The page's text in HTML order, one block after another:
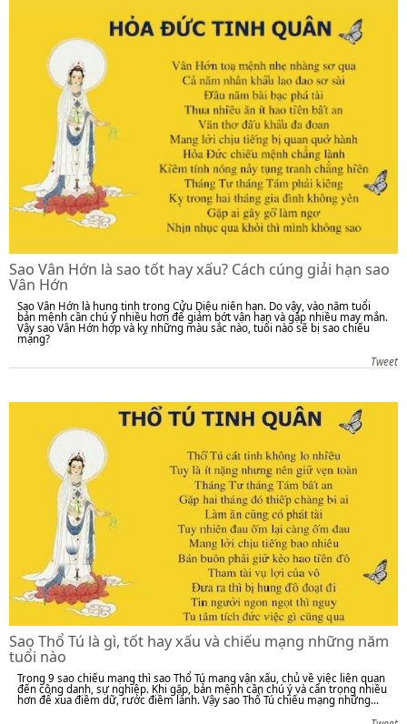
Sao Vân Hớn là sao tốt hay xấu? Cách cúng giải hạn sao
Vân Hớn
Sao Vân Hớn là hung tinh trong Cửu Diệu niên hạn. Do vậy, vào năm tuổi
bản mệnh cần chú ý nhiều hơn để giảm bớt vận hạn và gặp nhiều may mắn.
Vậy sao Vân Hớn hợp và kỵ những màu sắc nào, tuổi nào sẽ bị sao chiếu
mạng?
Tweet
Sao Thổ Tú là gì, tốt hay xấu và chiếu mạng những năm
tuổi nào
Trong 9 sao chiếu mạng thì sao Thổ Tú mang vận xấu, chủ về việc liên quan
đến công danh, sự nghiệp. Khi gặp, bản mệnh cần chú ý và cẩn trọng nhiều
hơn để xua điềm dữ, rước điềm lành. Vậy sao Thổ Tú chiếu mạng những...